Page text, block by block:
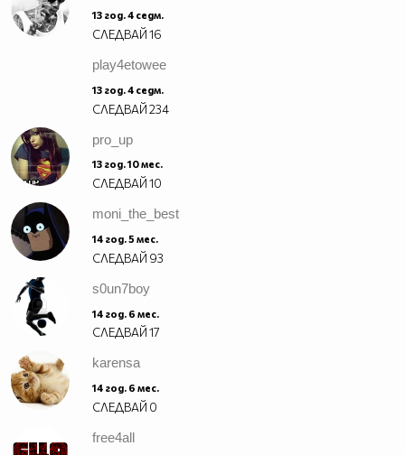
13 год. 4 седм.
СЛЕДВАЙ16
play4etowee
13 год. 4 седм.
СЛЕДВАЙ234
pro_up
13 год. 10 мес.
СЛЕДВАЙ10
moni_the_best
14 год. 5 мес.
СЛЕДВАЙ 93
s0un7boy
14 год. 6 мес.
СЛЕДВАЙ17
karensa
14 год. 6 мес.
СЛЕДВАЙ 0
free4all